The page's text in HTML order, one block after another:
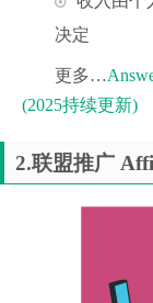
决定
更多…
(2025持续更新)
2.联盟推广